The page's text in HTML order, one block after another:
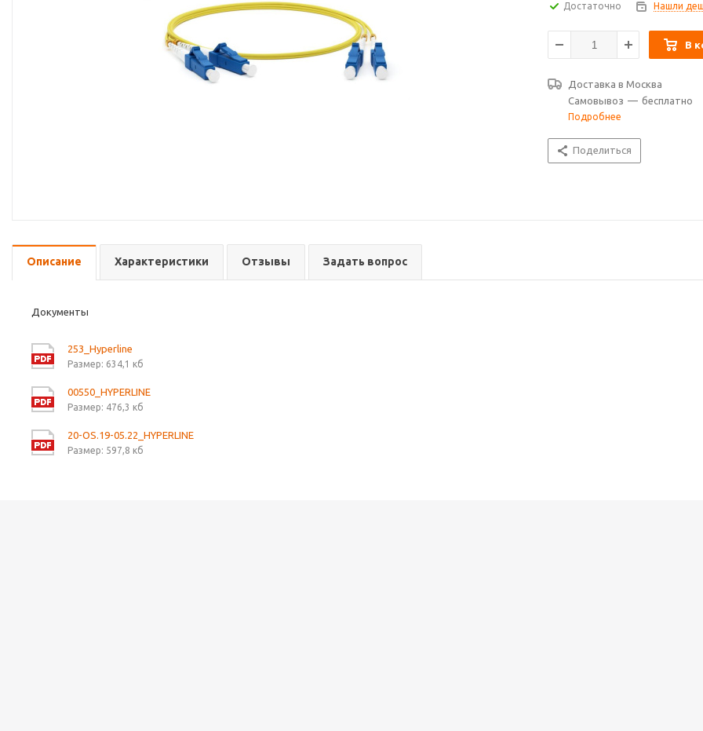
Достаточно Нашли
В
Доставка в Москва
Самовывоз — бесплатно
Подробнее
Поделиться
Описание Характеристики Отзывы Задать вопрос
Документы
253_Hyperline
Размер: 634,1 кб
00550_HYPERLINE
Размер: 476,3 кб
20-OS.19-05.22_HYPERLINE
Размер: 597,8 кб